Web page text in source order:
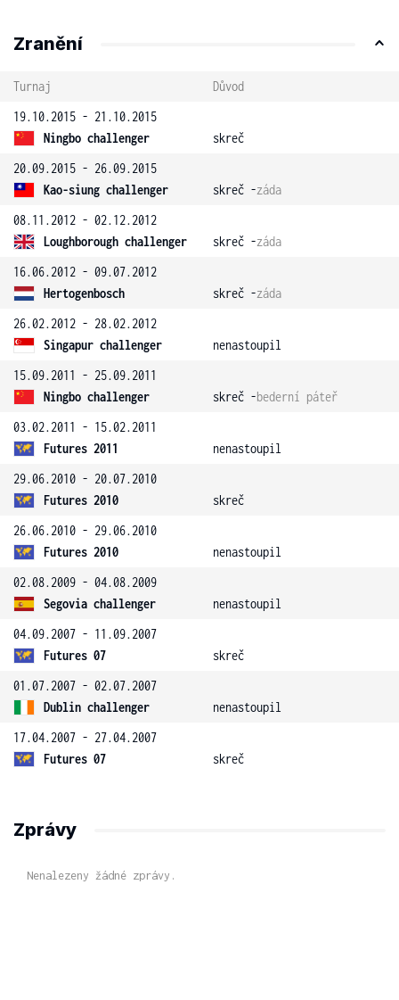
Zranění
Turnaj
Důvod
19.10.2015 - 21.10.2015
Ningbo challenger
skreč
20.09.2015 - 26.09.2015
Kao-siung challenger
skreč -záda
08.11.2012 - 02.12.2012
Loughborough challenger
skreč -záda
16.06.2012 - 09.07.2012
Hertogenbosch
skreč -záda
26.02.2012 - 28.02.2012
Singapur challenger
nenastoupil
15.09.2011 - 25.09.2011
Ningbo challenger
skreč -bederní páteř
03.02.2011 - 15.02.2011
Futures 2011
nenastoupil
29.06.2010 - 20.07.2010
Futures 2010
skreč
26.06.2010 - 29.06.2010
Futures 2010
nenastoupil
02.08.2009 - 04.08.2009
Segovia challenger
nenastoupil
04.09.2007 - 11.09.2007
Futures 07
skreč
01.07.2007 - 02.07.2007
Dublin challenger
nenastoupil
17.04.2007 - 27.04.2007
Futures 07
skreč
Zprávy
Nenalezeny žádné zprávy.